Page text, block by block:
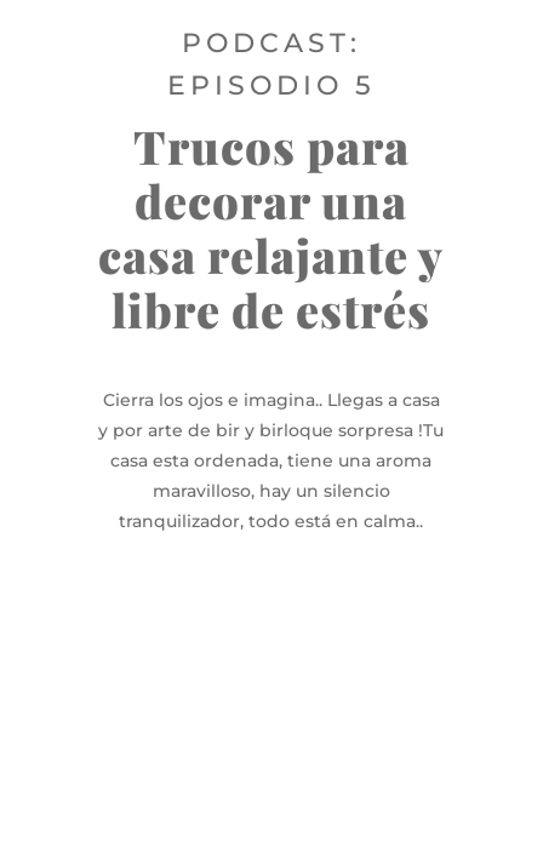
PODCAST:
EPISODIO 5
Trucos para
decorar una
casa relajante y
libre de estrés
Cierra los ojos e imagina.. Llegas a casa
y por arte de bir y birloque sorpresa !Tu
casa esta ordenada, tiene una aroma
maravilloso, hay un silencio
tranquilizador, todo está en calma..